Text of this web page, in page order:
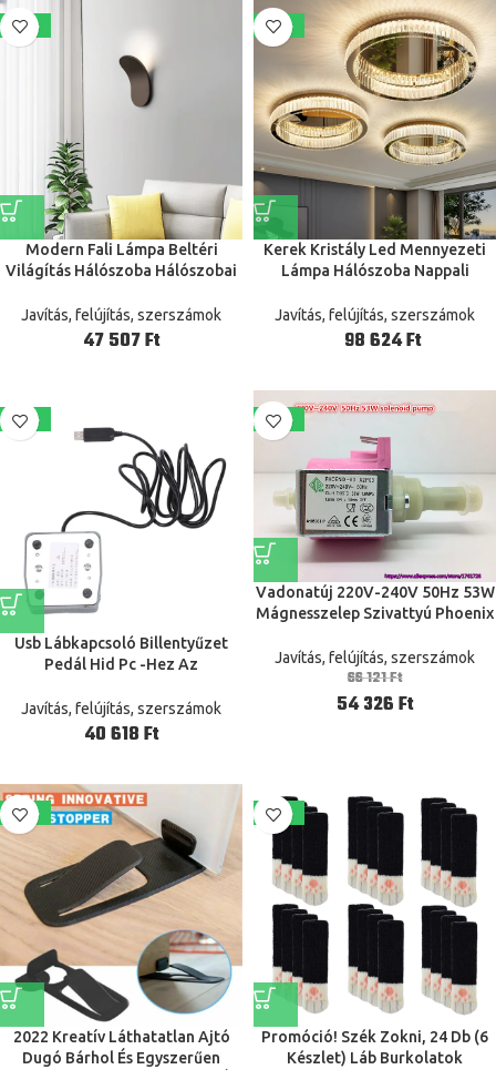
-20%
Modern Fali Lámpa Beltéri
Világítás Hálószoba Hálószobai
Tervező Kreatív Lámpák
Javítás, felújítás, szerszámok
Ft
-14%
Kerek Kristály Led Mennyezeti
Lámpa Hálószoba Nappali
Arany Dekoráció Modern Csillár
Világítás Szerelvény
Javítás, felújítás, szerszámok
Ft
-23%
Usb Lábkapcsoló Billentyűzet
Pedál Hid Pc -Hez Az
Kulcsfunkciók Egér -Játék
Javítás, felújítás, szerszámok
Ft
-18%
Vadonatúj 220V-240V 50Hz 53W
Mágnesszelep Szivattyú Phoenix
Elektromágneses ~
Javítás, felújítás, szerszámok
66 121Ft
54 326Ft
-42%
2022 Kreatív Láthatatlan Ajtó
Dugó Bárhol És Egyszerűen
-24%
Promóció! Szék Zokni, 24 Db (6
Készlet) Láb Burkolatok